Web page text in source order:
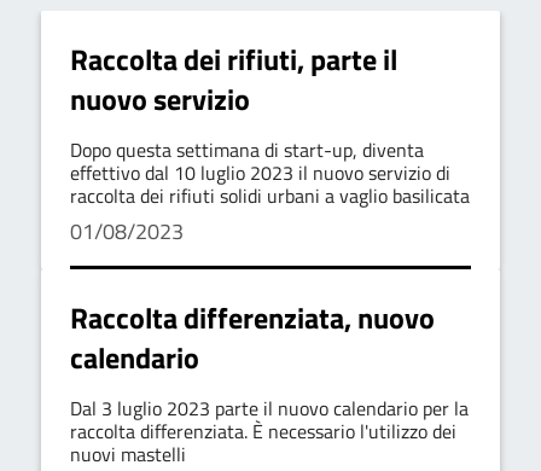
Raccolta dei rifiuti, parte il
nuovo servizio
Dopo questa settimana di start-up, diventa
effettivo dal 10 luglio 2023 il nuovo servizio di
raccolta dei rifiuti solidi urbani a vaglio basilicata
01/08/2023
Raccolta differenziata, nuovo
calendario
Dal 3 luglio 2023 parte il nuovo calendario per la
raccolta differenziata. È necessario l'utilizzo dei
nuovi mastelli